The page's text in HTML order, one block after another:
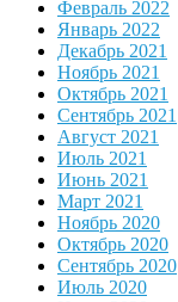
Февраль 2022
Январь 2022
Декабрь 2021
Ноябрь 2021
Октябрь 2021
Сентябрь 2021
Август 2021
Июль 2021
Июнь 2021
Март 2021
Ноябрь 2020
Октябрь 2020
Сентябрь 2020
Июль 2020